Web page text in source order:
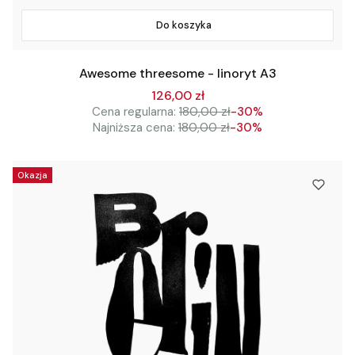
Do koszyka
Awesome threesome - linoryt A3
126,00 zł
Cena regularna: 180,00 zł-30%
Najniższa cena: 180,00 zł-30%
Okazja